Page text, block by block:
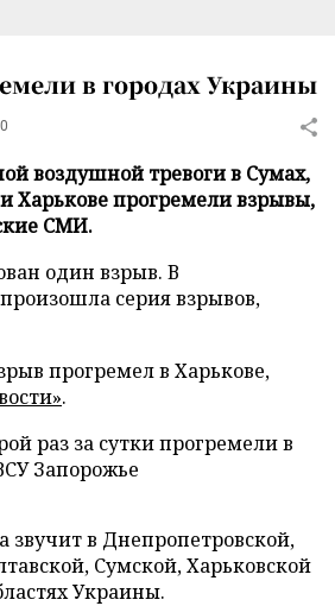
в городах Украины
0
воздушной тревоги в Сумах,
Харькове прогремели взрывы,
СМИ.
один взрыв. В
серия взрывов,
прогремел в Харькове,
.
раз за сутки прогремели в
Запорожье
звучит в Днепропетровской,
Сумской, Харьковской
Украины.